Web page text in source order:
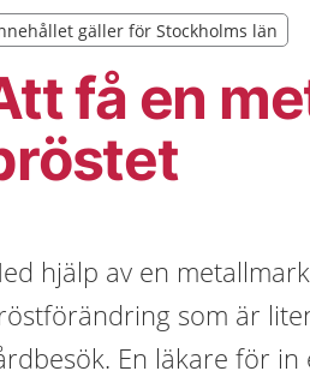
få en
gäller för Stockholms län
gäller för Stockholms län
hjälp av en
som är
En läkare för